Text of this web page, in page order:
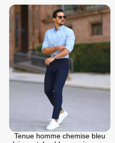
Tenue homme chemise bleu